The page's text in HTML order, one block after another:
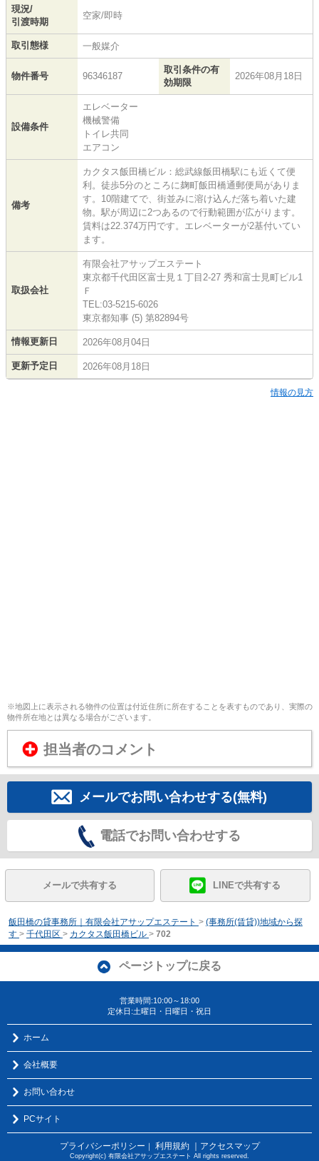
現況/
引渡時期
空家/即時
取引態様 一般媒介
物件番号 96346187
取引条件の有
効期限
2026年08月18日
設備条件
エレベーター
機械警備
トイレ共同
エアコン
備考
カクタス飯田橋ビル：総武線飯田橋駅にも近くて便
利。徒歩5分のところに麹町飯田橋通郵便局がありま
す。10階建てで、街並みに溶け込んだ落ち着いた建
物。駅が周辺に2つあるので行動範囲が広がります。
賃料は22.374万円です。エレベーターが2基付いてい
ます。
取扱会社
有限会社アサップエステート
東京都千代田区富士見１丁目2-27 秀和富士見町ビル1
Ｆ
TEL:03-5215-6026
東京都知事 (5) 第82894号
情報更新日 2026年08月04日
更新予定日 2026年08月18日
情報の見方
※地図上に表示される物件の位置は付近住所に所在することを表すものであり、実際の
物件所在地とは異なる場合がございます。
担当者のコメント
メールでお問い合わせする(無料)
電話でお問い合わせする
メールで共有する LINEで共有する
飯田橋の貸事務所｜有限会社アサップエステート > (事務所(賃貸))地域から探
す > 千代田区 > カクタス飯田橋ビル > 702
ページトップに戻る
営業時間:10:00～18:00
定休日:土曜日・日曜日・祝日
ホーム
会社概要
お問い合わせ
PCサイト
プライバシーポリシー ｜ 利用規約 ｜アクセスマップ
Copyright(c) 有限会社アサップエステート All rights reserved.